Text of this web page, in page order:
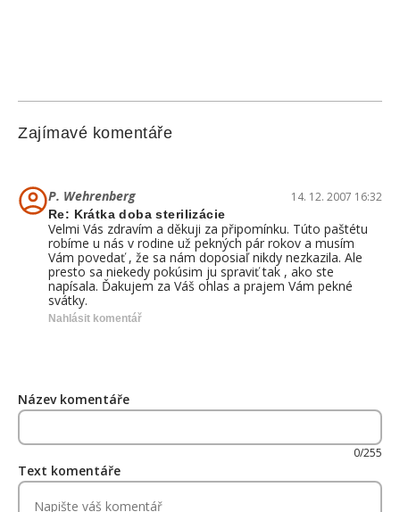
Zajímavé komentáře
P. Wehrenberg 14. 12. 2007 16:32
Re: Krátka doba sterilizácie
Velmi Vás zdravím a děkuji za připomínku. Túto paštétu
robíme u nás v rodine už pekných pár rokov a musím
Vám povedať , že sa nám doposiaľ nikdy nezkazila. Ale
presto sa niekedy pokúsim ju spraviť tak , ako ste
napísala. Ďakujem za Váš ohlas a prajem Vám pekné
svátky.
Nahlásit komentář
Název komentáře
0/255
Text komentáře